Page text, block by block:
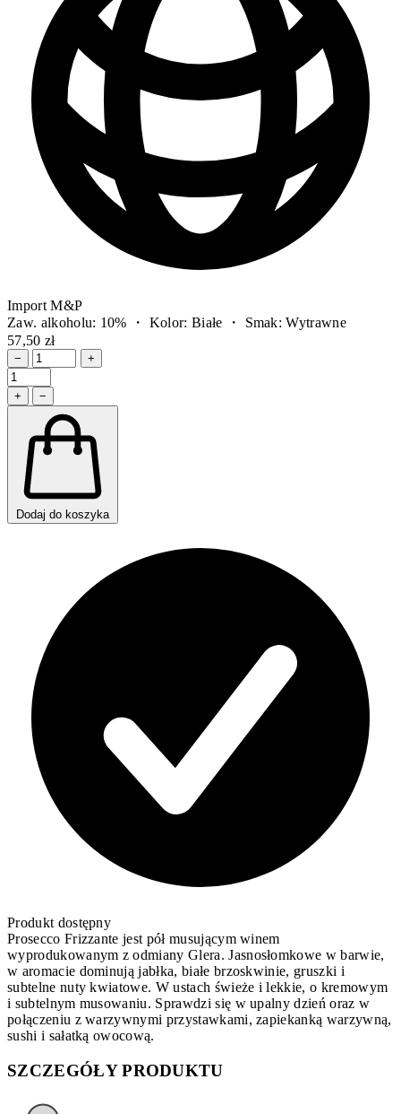
Import M&P
Zaw. alkoholu: 10% ・ Kolor: Białe ・ Smak: Wytrawne
57,50 zł
− +
+ −
Dodaj do koszyka
Produkt dostępny
Prosecco Frizzante jest pół musującym winem
wyprodukowanym z odmiany Glera. Jasnosłomkowe w barwie,
w aromacie dominują jabłka, białe brzoskwinie, gruszki i
subtelne nuty kwiatowe. W ustach świeże i lekkie, o kremowym
i subtelnym musowaniu. Sprawdzi się w upalny dzień oraz w
połączeniu z warzywnymi przystawkami, zapiekanką warzywną,
sushi i sałatką owocową.
SZCZEGÓŁY PRODUKTU